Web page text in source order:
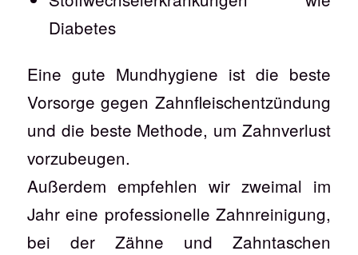
Diabetes
Eine gute Mundhygiene ist die beste
Vorsorge gegen Zahnfleischentzündung
und die beste Methode, um Zahnverlust
vorzubeugen.
Außerdem empfehlen wir zweimal im
Jahr eine professionelle Zahnreinigung,
bei der Zähne und Zahntaschen